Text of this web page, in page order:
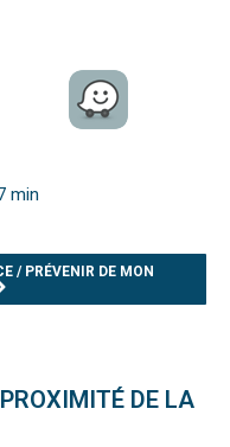
min
/ PRÉVENIR DE MON
DE LA